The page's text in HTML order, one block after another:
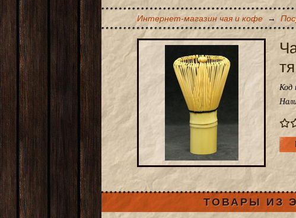
Интернет-магазин чая и кофе →
Код
ТОВАРЫ ИЗ